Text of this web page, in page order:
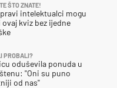
ŠTO ZNATE!
intelektualci mogu
kviz bez ijedne
PROBALI?
oduševila ponuda u
"Oni su puno
od nas"